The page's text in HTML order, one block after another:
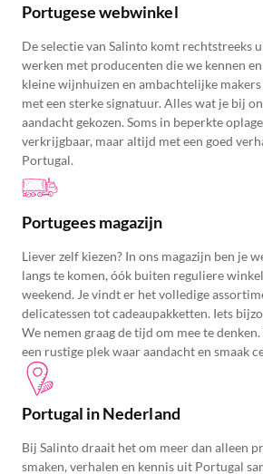
Portugese webwinkel
De selectie van Salinto komt rechtstreeks
werken met producenten die we kennen
kleine wijnhuizen en ambachtelijke
met een sterke signatuur. Alles wat je bij
aandacht gekozen. Soms in beperkte
verkrijgbaar, maar altijd met een goed
Portugal.
Portugees magazijn
Liever zelf kiezen? In ons magazijn ben je
langs te komen, óók buiten reguliere
weekend. Je vindt er het volledige
delicatessen tot cadeaupakketten. Iets
We nemen graag de tijd om mee te
een rustige plek waar aandacht en smaak
Portugal in Nederland
Bij Salinto draait het om meer dan alleen
smaken, verhalen en kennis uit Portugal